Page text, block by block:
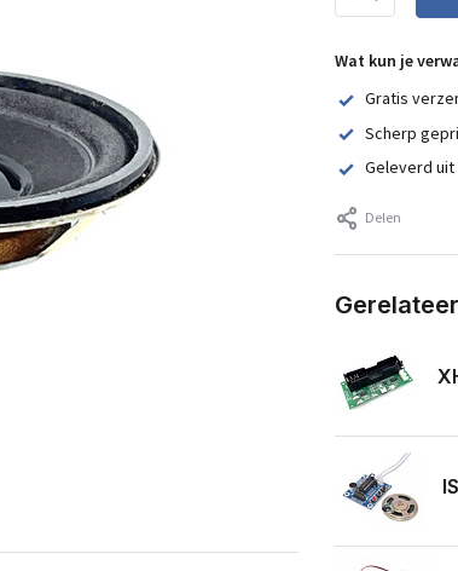
Wat kun je
Gratis
Scherp
Geleverd
Delen